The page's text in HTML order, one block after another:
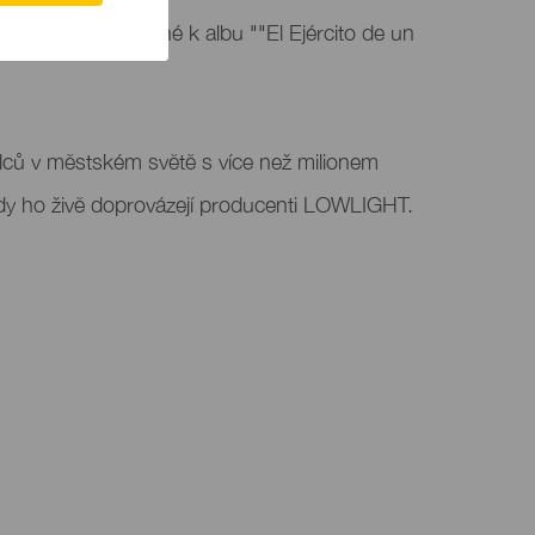
část svého turné k albu ""El Ejército de un
v městském světě s více než milionem
ho živě doprovázejí producenti LOWLIGHT.